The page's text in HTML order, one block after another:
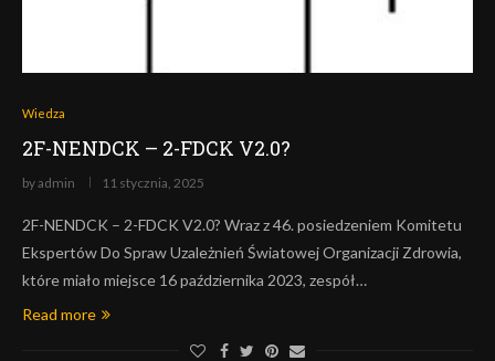
Wiedza
2F-NENDCK – 2-FDCK V2.0?
byadmin 11 stycznia, 2025
2F-NENDCK – 2-FDCK V2.0? Wraz z 46. posiedzeniem Komitetu
Ekspertów Do Spraw Uzależnień Światowej Organizacji Zdrowia,
które miało miejsce 16 października 2023, zespół…
Read more